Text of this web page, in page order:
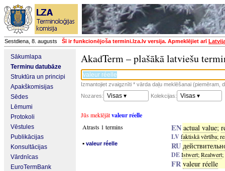
Sestdiena, 8. augusts Šī ir funkcionējoša termini.lza.lv versija. Apmeklējiet arī
Sākumlapa
Terminu datubāze
Struktūra un principi
Apakškomisijas
Sēdes
Lēmumi
Protokoli
Vēstules
Publikācijas
Konsultācijas
Vārdnīcas
EuroTermBank
AkadTerm – plašākā latviešu
Izmantojiet zvaigznīti * vārda daļu meklēšanai (piemēram,
Nozares:
Visas ▾ Kolekcijas: Visas ▾
Jūs meklējātvaleur réelle
Atrasts 1 termins
▪ valeur réelle
EN actual value;
LVfaktiskā vērtība;
RU
DEIstwert;Realwert;
FR valeur réelle